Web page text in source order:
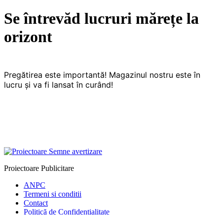
Se întrevăd lucruri mărețe la
orizont
Pregătirea este importantă! Magazinul nostru este în
lucru și va fi lansat în curând!
Proiectoare Publicitare
ANPC
Termeni si conditii
Contact
Politică de Confidențialitate